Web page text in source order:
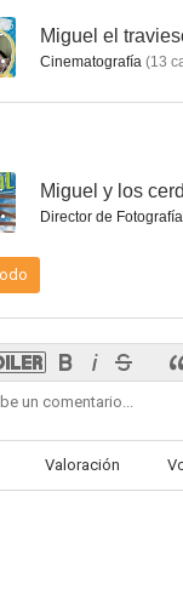
Miguel el
Cinematografía (13
Miguel y los
Director de Fotografía
Valoración